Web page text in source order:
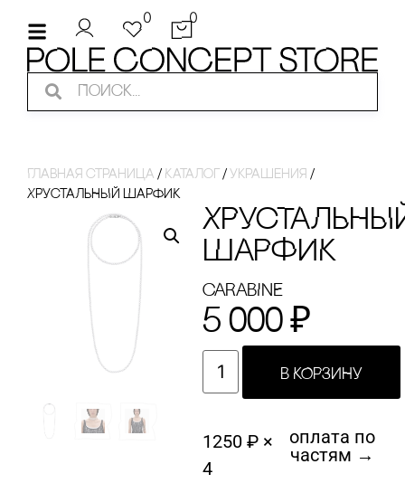
0 0
Главная страница / Каталог / украшения /
ХРУсТАЛЬНЫЙ ШАРФИК
ШАРФИК
cARABINE
5 000 ₽
В КОРЗИНУ
1250 ₽ ×
4
оплата по
частям →